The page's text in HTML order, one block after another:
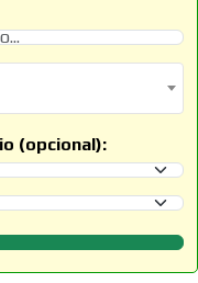
(opcional):